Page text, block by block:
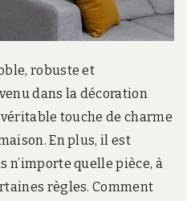
robuste et
dans la décoration
touche de charme
En plus, il est
n’importe quelle pièce, à
règles. Comment